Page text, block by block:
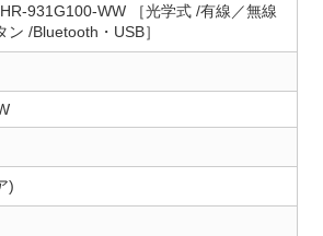
931G100-WW ［光学式 /有線／無線
/Bluetooth・USB］
)